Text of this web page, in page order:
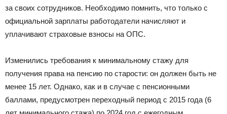
за своих сотрудников. Необходимо помнить, что только с
официальной зарплаты работодатели начисляют и
уплачивают страховые взносы на ОПС.
Изменились требования к минимальному стажу для
получения права на пенсию по старости: он должен быть не
менее 15 лет. Однако, как и в случае с пенсионными
баллами, предусмотрен переходный период с 2015 года (6